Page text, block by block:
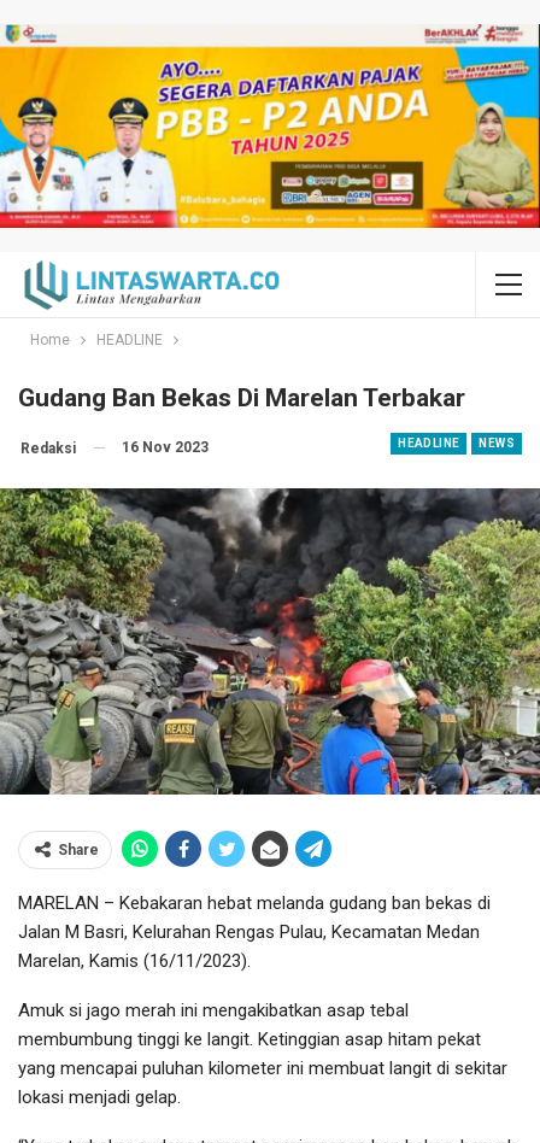
Home HEADLINE
Gudang Ban Bekas Di Marelan Terbakar
HEADLINE NEWS
Redaksi 16 Nov 2023
Share
MARELAN – Kebakaran hebat melanda gudang ban bekas di
Jalan M Basri, Kelurahan Rengas Pulau, Kecamatan Medan
Marelan, Kamis (16/11/2023).
Amuk si jago merah ini mengakibatkan asap tebal
membumbung tinggi ke langit. Ketinggian asap hitam pekat
yang mencapai puluhan kilometer ini membuat langit di sekitar
lokasi menjadi gelap.